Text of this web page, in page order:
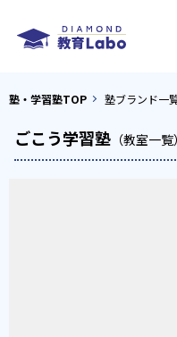
塾・学習塾TOP 塾ブランド一
ごこう学習塾 （教室一覧）